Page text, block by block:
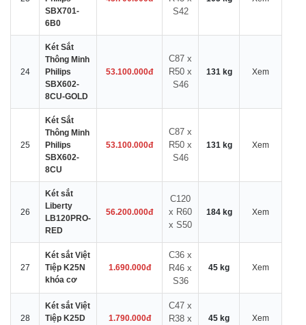
SBX701-
6B0
S42
24
Két Sắt
Thông Minh
Philips
SBX602-
8CU-GOLD
53.100.000đ
C87 x
R50 x
S46
131 kg Xem
25
Két Sắt
Thông Minh
Philips
SBX602-
8CU
53.100.000đ
C87 x
R50 x
S46
131 kg Xem
26
Két sắt
Liberty
LB120PRO-
RED
56.200.000đ
C120
x R60
x S50
184 kg Xem
27
Két sắt Việt
Tiệp K25N
khóa cơ
1.690.000đ
C36 x
R46 x
S36
45 kg Xem
28
Két sắt Việt
Tiệp K25D
1.790.000đ
C47 x
R38 x
45 kg Xem